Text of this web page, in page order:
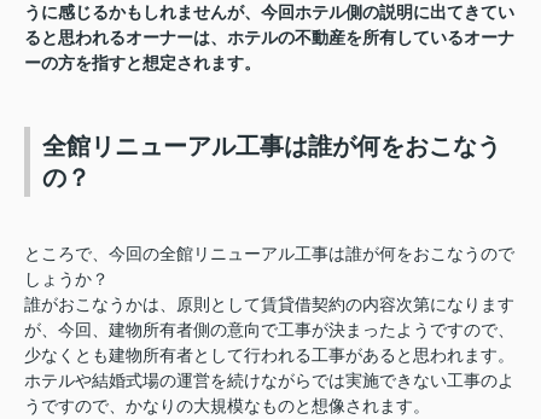
うに感じるかもしれませんが、今回ホテル側の説明に出てきてい
ると思われるオーナーは、ホテルの不動産を所有しているオーナ
ーの方を指すと想定されます。
全館リニューアル工事は誰が何をおこなう
の？
ところで、今回の全館リニューアル工事は誰が何をおこなうので
しょうか？
誰がおこなうかは、原則として賃貸借契約の内容次第になります
が、今回、建物所有者側の意向で工事が決まったようですので、
少なくとも建物所有者として行われる工事があると思われます。
ホテルや結婚式場の運営を続けながらでは実施できない工事のよ
うですので、かなりの大規模なものと想像されます。